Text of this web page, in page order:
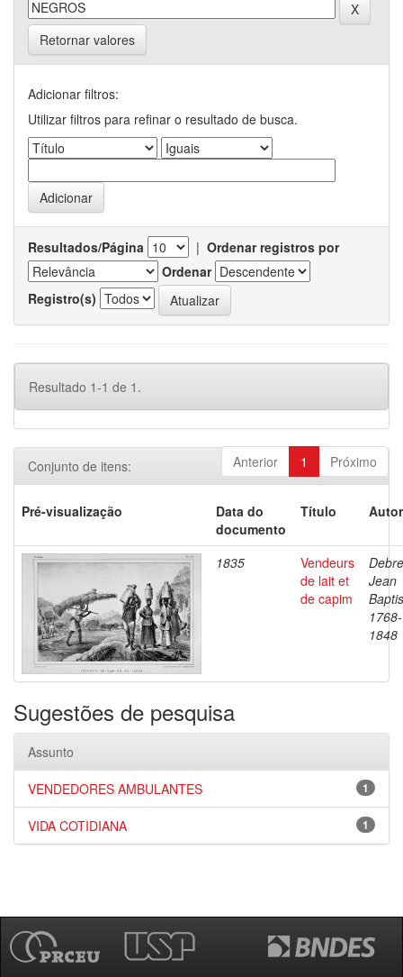
Retornar valores
Adicionar filtros:
Utilizar filtros para refinar o resultado de busca.
Resultados/Página | Ordenar registros por
Ordenar
Registro(s)
Resultado 1-1 de 1.
Anterior 1 Próximo
Conjunto de itens:
Pré-visualização
Data do
documento
Título
1835
Vendeurs
de lait et
de capim
Jean
1768-
1848
Sugestões de pesquisa
Assunto
1
VENDEDORES AMBULANTES
1
VIDA COTIDIANA